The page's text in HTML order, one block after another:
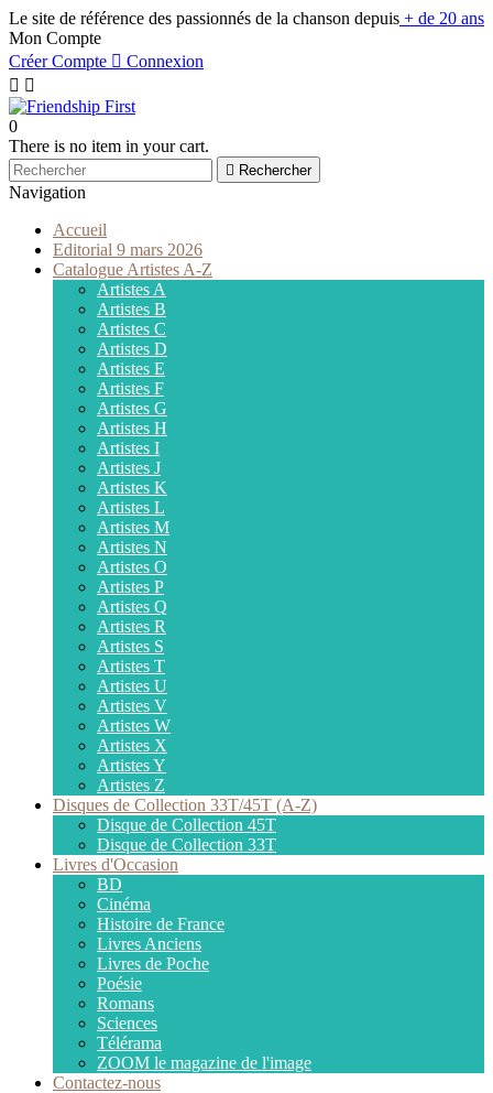
Le site de référence des passionnés de la chanson depuis + de 20 ans
Mon Compte
Créer Compte  Connexion
 
0
There is no item in your cart.
 Rechercher
Navigation
Accueil
Editorial 9 mars 2026
Catalogue Artistes A-Z
Artistes A
Artistes B
Artistes C
Artistes D
Artistes E
Artistes F
Artistes G
Artistes H
Artistes I
Artistes J
Artistes K
Artistes L
Artistes M
Artistes N
Artistes O
Artistes P
Artistes Q
Artistes R
Artistes S
Artistes T
Artistes U
Artistes V
Artistes W
Artistes X
Artistes Y
Artistes Z
Disques de Collection 33T/45T (A-Z)
Disque de Collection 45T
Disque de Collection 33T
Livres d'Occasion
BD
Cinéma
Histoire de France
Livres Anciens
Livres de Poche
Poésie
Romans
Sciences
Télérama
ZOOM le magazine de l'image
Contactez-nous